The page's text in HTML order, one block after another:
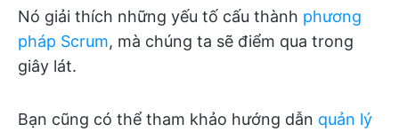
Nó giải thích những yếu tố cấu thành phương
pháp Scrum, mà chúng ta sẽ điểm qua trong
giây lát.
Bạn cũng có thể tham khảo hướng dẫn quản lý